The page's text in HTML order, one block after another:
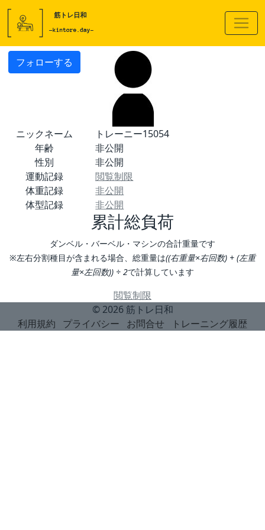
フォローする
ニックネーム
トレーニー15054
年齢
非公開
性別
非公開
運動記録
閲覧制限
体重記録
非公開
体型記録
非公開
累計総負荷
ダンベル・バーベル・マシンの合計重量です
※左右分割種目が含まれる場合、総重量は((右重量×右回数) + (左重
量×左回数)) ÷ 2で計算しています
閲覧制限
© 2026 筋トレ日和
利用規約
プライバシー お問合せ トレーニング履歴